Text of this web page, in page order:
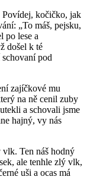
Povídej, kočičko, jak
„To máš, pejsku,
po lese a
došel k té
pod
zajíčkové mu
na ně cenil zuby
a schovali jsme
hajný, vy nás
Ten náš hodný
ale tenhle zlý vlk,
uši a ocas má